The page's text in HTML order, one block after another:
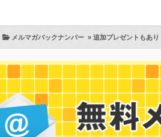
メルマガバックナンバー » 追加プレゼントもあ